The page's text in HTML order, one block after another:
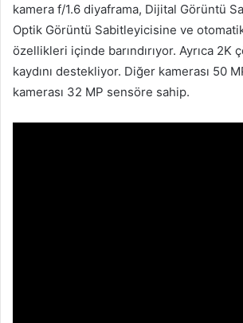
kamera f/1.6 diyaframa, Dijital Görüntü
Optik Görüntü Sabitleyicisine ve
özellikleri içinde barındırıyor. Ayrıca 2K
kaydını destekliyor. Diğer kamerası 50
kamerası 32 MP sensöre sahip.